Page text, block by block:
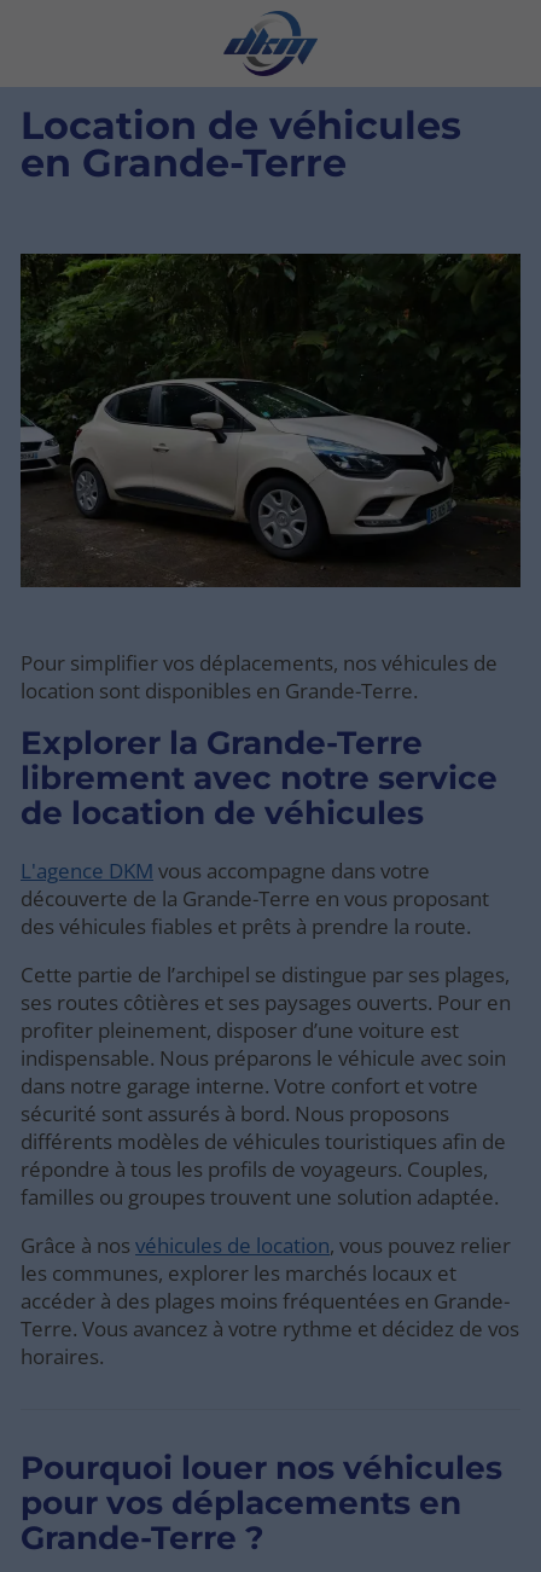
Location de véhicules
en Grande-Terre
Pour simplifier vos déplacements, nos véhicules de
location sont disponibles en Grande-Terre.
Explorer la Grande-Terre
librement avec notre service
de location de véhicules
L'agence DKM vous accompagne dans votre
découverte de la Grande-Terre en vous proposant
des véhicules fiables et prêts à prendre la route.
Cette partie de l’archipel se distingue par ses plages,
ses routes côtières et ses paysages ouverts. Pour en
profiter pleinement, disposer d’une voiture est
indispensable. Nous préparons le véhicule avec soin
dans notre garage interne. Votre confort et votre
sécurité sont assurés à bord. Nous proposons
différents modèles de véhicules touristiques afin de
répondre à tous les profils de voyageurs. Couples,
familles ou groupes trouvent une solution adaptée.
Grâce à nos véhicules de location, vous pouvez relier
les communes, explorer les marchés locaux et
accéder à des plages moins fréquentées en Grande-
Terre. Vous avancez à votre rythme et décidez de vos
horaires.
Pourquoi louer nos véhicules
pour vos déplacements en
Grande-Terre ?